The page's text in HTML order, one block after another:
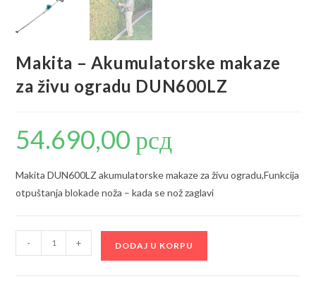
Makita – Akumulatorske makaze
za živu ogradu DUN600LZ
54.690,00рсд
Makita DUN600LZ akumulatorske makaze za živu ogradu,Funkcija
otpuštanja blokade noža – kada se nož zaglavi
-
- + DODAJ U KORPU